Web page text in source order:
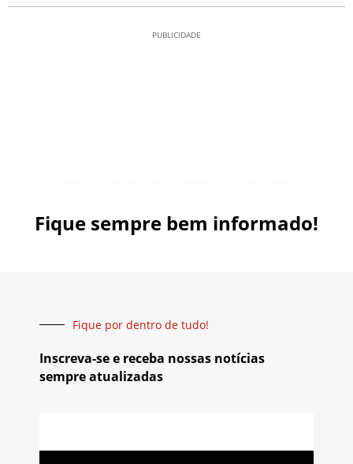
PUBLICIDADE
Fique sempre bem informado!
Fique por dentro de tudo!
Inscreva-se e receba nossas notícias
sempre atualizadas